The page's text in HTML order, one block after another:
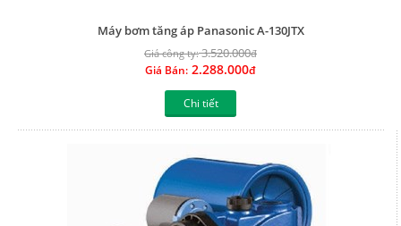
Máy bơm tăng áp Panasonic A-130JTX
Giá công ty:3.520.000đ
Giá Bán: 2.288.000đ
Chi tiết